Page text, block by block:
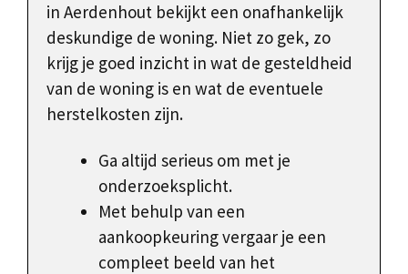
in Aerdenhout bekijkt een onafhankelijk
deskundige de woning. Niet zo gek, zo
krijg je goed inzicht in wat de gesteldheid
van de woning is en wat de eventuele
herstelkosten zijn.
Ga altijd serieus om met je
onderzoeksplicht.
Met behulp van een
aankoopkeuring vergaar je een
compleet beeld van het